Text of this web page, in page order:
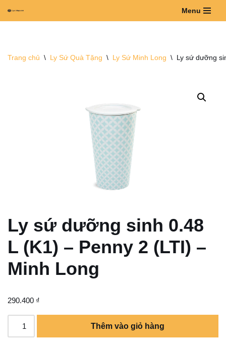
dung
Menu
Trang chủ \ Ly Sứ Quà Tặng \ Ly Sứ Minh Long \ Ly sứ dưỡng
Ly sứ dưỡng sinh 0.48
L (K1) – Penny 2 (LTI) –
Minh Long
290.400 ₫
Thêm vào giỏ hàng